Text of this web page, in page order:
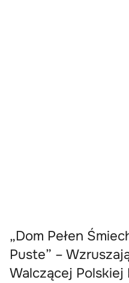
„Dom Pełen
Puste” –
Walczącej Polskiej